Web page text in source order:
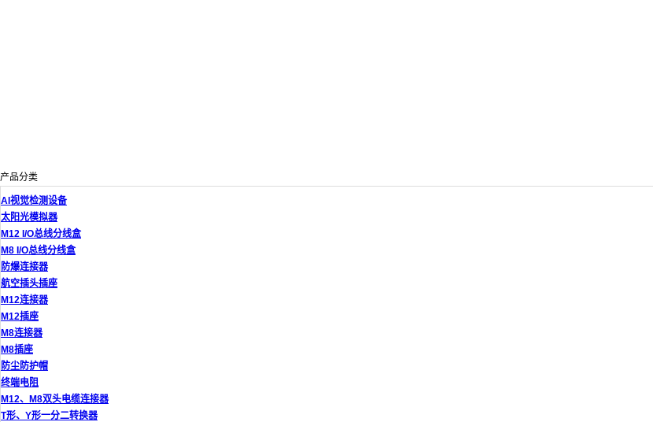
产品分类
AI视觉检测设备
太阳光模拟器
M12 I/O总线分线盒
M8 I/O总线分线盒
防爆连接器
航空插头插座
M12连接器
M12插座
M8连接器
M8插座
防尘防护帽
终端电阻
M12、M8双头电缆连接器
T形、Y形一分二转换器